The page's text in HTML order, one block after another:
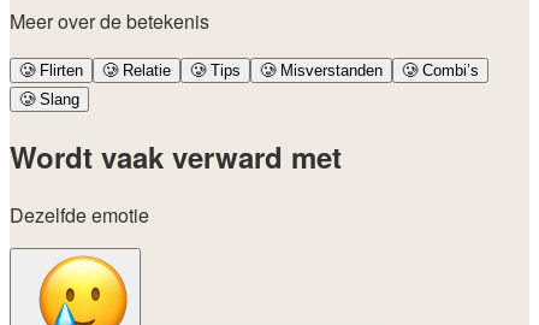
Meer over de betekenis
🥲Flirten 🥲Relatie 🥲Tips 🥲Misverstanden 🥲Combi’s
🥲Slang
Wordt vaak verward met
Dezelfde emotie